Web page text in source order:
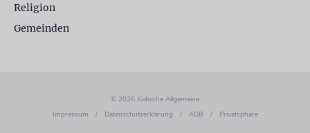
Religion
Gemeinden
© 2026 Jüdische Allgemeine
Impressum
/ Datenschutzerklärung / AGB / Privatsphäre